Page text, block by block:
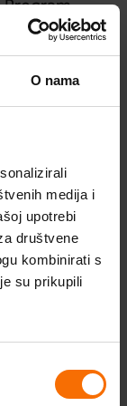
O nama
medija i
upotrebi
društvene
kombinirati s
su prikupili
Program
osobne
provođenja
potvrđuje
te da iste u
u slučaju
štetu koja